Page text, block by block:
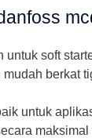
untuk soft
berkat
untuk